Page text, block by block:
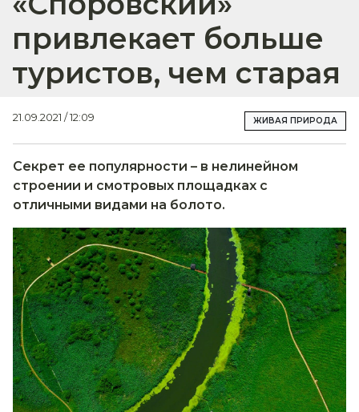
привлекает больше
туристов, чем старая
21.09.2021 / 12:09 ЖИВАЯ ПРИРОДА
Секрет ее популярности – в нелинейном
строении и смотровых площадках с
отличными видами на болото.